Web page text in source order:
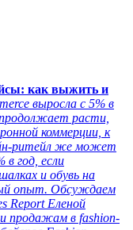
как выжить и
выросла с 5% в
расти,
коммерции, к
ритейл же может
год, если
и обувь на
опыт. Обсуждаем
Report Еленой
и продажам в fashion-